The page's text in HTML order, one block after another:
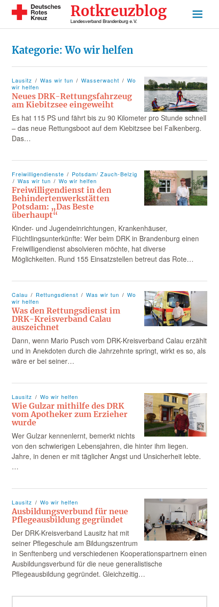
Rotkreuzblog
Landesverband Brandenburg e.V.
Kategorie:Wo wir helfen
Lausitz Was wir tun Wasserwacht
Wo
wir helfen
Neues DRK-Rettungsfahrzeug
am Kiebitzsee eingeweiht
Es hat 115 PS und fährt bis zu 90 Kilometer pro Stunde schnell
– das neue Rettungsboot auf dem Kiebitzsee bei Falkenberg.
Das…
Freiwilligendienste
Potsdam/ Zauch-Belzig
Was wir tun
Wo wir helfen
Freiwilligendienst in den
Behindertenwerkstätten
Potsdam: „Das Beste
überhaupt“
Kinder- und Jugendeinrichtungen, Krankenhäuser,
Flüchtlingsunterkünfte: Wer beim DRK in Brandenburg einen
Freiwilligendienst absolvieren möchte, hat diverse
Möglichkeiten. Rund 155 Einsatzstellen betreut das Rote…
Calau Rettungsdienst Was wir tun
Wo
wir helfen
Was den Rettungsdienst im
DRK-Kreisverband Calau
auszeichnet
Dann, wenn Mario Pusch vom DRK-Kreisverband Calau erzählt
und in Anekdoten durch die Jahrzehnte springt, wirkt es so, als
wäre er bei seiner…
Lausitz Wo wir helfen
Wie Gulzar mithilfe des DRK
vom Apotheker zum Erzieher
wurde
Wer Gulzar kennenlernt, bemerkt nichts
von den schwierigen Lebensjahren, die hinter ihm liegen.
Jahre, in denen er mit täglicher Angst und Unsicherheit lebte.
…
Lausitz Wo wir helfen
Ausbildungsverbund für neue
Pflegeausbildung gegründet
Der DRK-Kreisverband Lausitz hat mit
seiner Pflegeschule am Bildungszentrum
in Senftenberg und verschiedenen Kooperationspartnern einen
Ausbildungsverbund für die neue generalistische
Pflegeausbildung gegründet. Gleichzeitig…